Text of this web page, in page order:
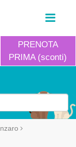
PRENOTA
PRIMA (sconti)